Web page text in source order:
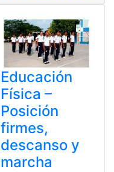
Educación
Física –
Posición
firmes,
descanso y
marcha